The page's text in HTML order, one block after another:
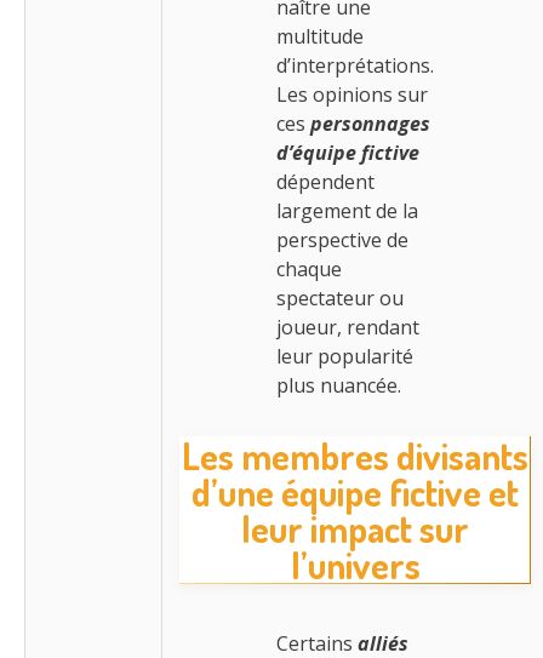
naître une
multitude
d’interprétations.
Les opinions sur
ces personnages
d’équipe fictive
dépendent
largement de la
perspective de
chaque
spectateur ou
joueur, rendant
leur popularité
plus nuancée.
Les membres divisants
d’une équipe fictive et
leur impact sur
l’univers
Certains alliés